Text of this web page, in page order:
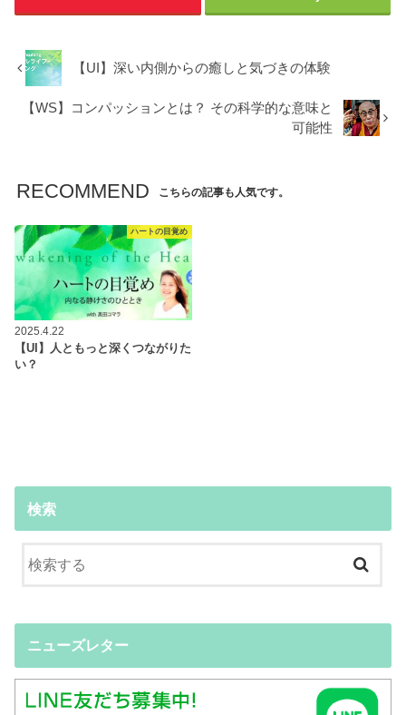
【UI】深い内側からの癒しと気づきの体験
【WS】コンパッションとは？ その科学的な意味と
可能性
RECOMMEND こちらの記事も人気です。
ハートの目覚め
2025.4.22
【UI】人ともっと深くつながりた
い？
検索
ニューズレター